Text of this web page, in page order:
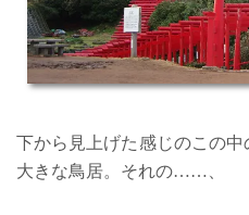
下から見上げた感じのこの
大きな鳥居。それの……、